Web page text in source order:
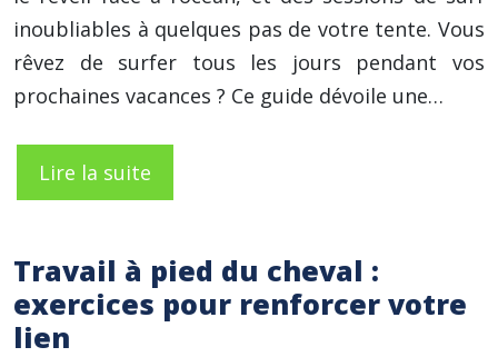
inoubliables à quelques pas de votre tente. Vous
rêvez de surfer tous les jours pendant vos
prochaines vacances ? Ce guide dévoile une…
Lire la suite
Travail à pied du cheval :
exercices pour renforcer votre
lien